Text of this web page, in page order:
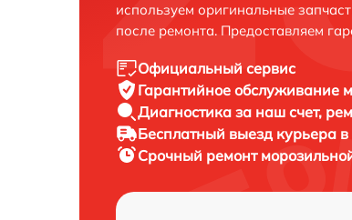
используем оригинальные
после ремонта. Предоставляем
Официальный сервис
Гарантийное обслуживание
Диагностика за наш счет,
Бесплатный выезд курьера
Срочный ремонт